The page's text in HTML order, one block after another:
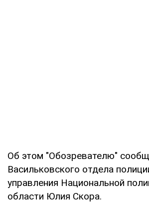
Об этом "Обозревателю"
Васильковского отдела
управления Национальной
области Юлия Скора.